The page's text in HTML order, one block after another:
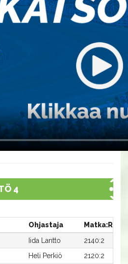
4
Ohjastaja
Matka:Rata
Iida Lantto
2140:2
Heli Perkiö
2120:2